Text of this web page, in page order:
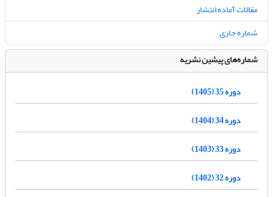
مقالات آماده انتشار
شماره جاری
شماره‌های پیشین نشریه
دوره 35 (1405)
دوره 34 (1404)
دوره 33 (1403)
دوره 32 (1402)